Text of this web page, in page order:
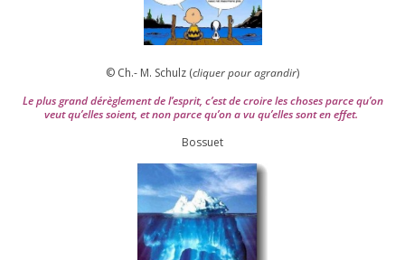
© Ch.- M. Schulz (cli­quer pour agran­dir)
Le plus grand dérè­gle­ment de l’es­prit, c’est de croire les choses parce qu’on
veut qu’elles soient, et non parce qu’on a vu qu’elles sont en effet.
Bossuet